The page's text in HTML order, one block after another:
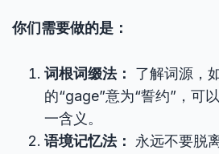
你们需要做的是：
词根词缀法：
了解词源，
的“gage”意为“誓约”，可
一含义。
语境记忆法：
永远不要脱